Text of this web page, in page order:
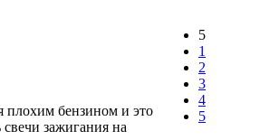
5
1
2
3
4
5
плохим бензином и это
зажигания на